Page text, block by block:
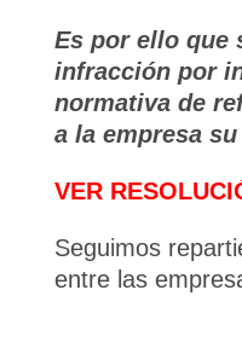
Es por ello que
infracción por
normativa de
a la empresa
VER
Seguimos
entre las